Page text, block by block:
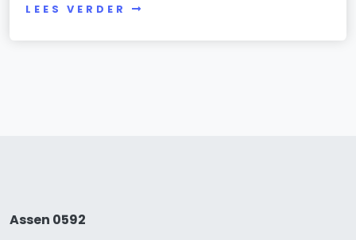
LEES VERDER
Assen 0592